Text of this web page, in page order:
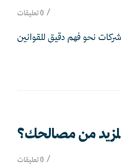
/ 0 تعليقات
نحو فهم دقيق للقوانين
من مصالحك؟
/ 0 تعليقات